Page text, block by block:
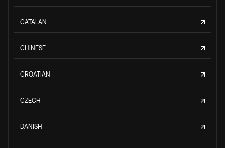
CATALAN
CHINESE
CROATIAN
CZECH
DANISH